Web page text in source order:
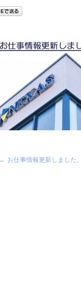
← お仕事情報更新しました。